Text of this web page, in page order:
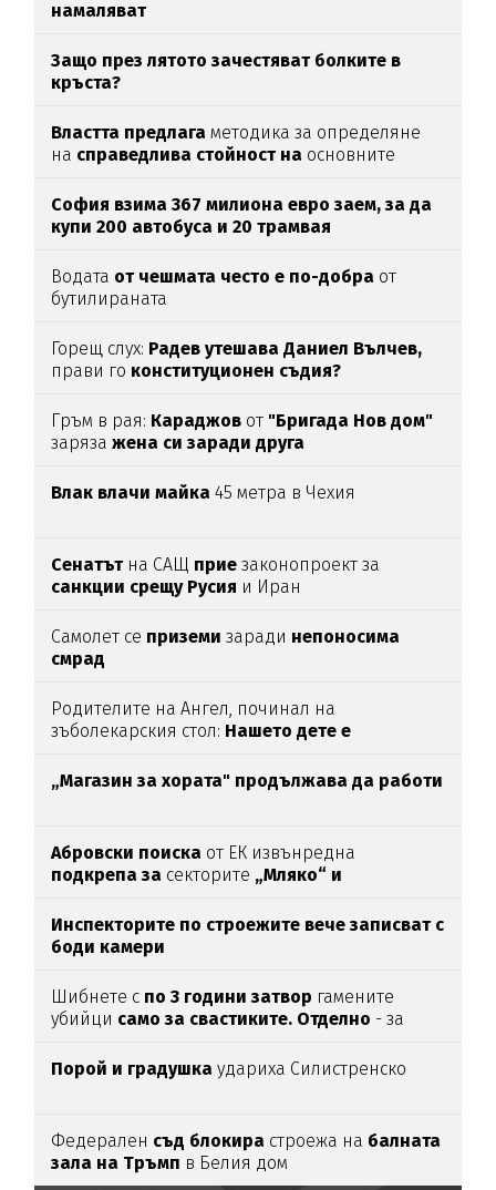
намаляват
Защо през лятото зачестяват болките в
кръста?
Властта предлага методика за определяне
на справедлива стойност на основните
София взима 367 милиона евро заем, за да
купи 200 автобуса и 20 трамвая
Водата от чешмата често е по-добра от
бутилираната
Горещ слух: Радев утешава Даниел Вълчев,
прави го конституционен съдия?
Гръм в рая: Караджов от "Бригада Нов дом"
зарязажена си заради друга
Влак влачи майка 45 метра в Чехия
Сенатътна САЩ прие законопроект за
санкции срещу Русия и Иран
Самолет се приземи заради непоносима
смрад
Родителите на Ангел, починал на
зъболекарския стол: Нашето дете е
антидотътнаупойката
„Магазин за хората" продължава да работи
Абровски поиска от ЕК извънредна
подкрепа за секторите „Мляко“ и
Инспекторите по строежите вече записват с
боди камери
Шибнете с по 3 години затвор гамените
убийци само за свастиките. Отделно - за
Порой и градушка удариха Силистренско
Федерален съд блокира строежа на балната
зала на Тръмп в Белия дом